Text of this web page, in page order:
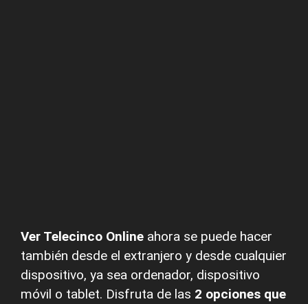
Ver Telecinco Online ahora se puede hacer
también desde el extranjero y desde cualquier
dispositivo, ya sea ordenador, dispositivo
móvil o tablet. Disfruta de las 2 opciones que